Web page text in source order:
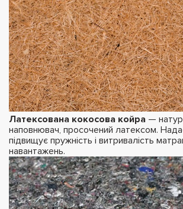
Латексована кокосова койра —
наповнювач, просочений латексом.
підвищує пружність і витривалість
навантажень.